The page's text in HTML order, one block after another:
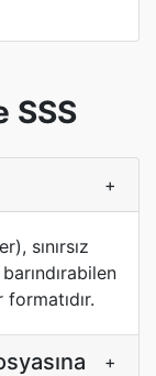
SSS
+
sınırsız
+